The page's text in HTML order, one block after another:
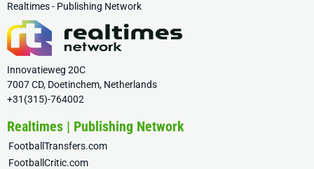
Realtimes - Publishing Network
Innovatieweg 20C
7007 CD, Doetinchem, Netherlands
+31(315)-764002
Realtimes | Publishing Network
FootballTransfers.com
FootballCritic.com